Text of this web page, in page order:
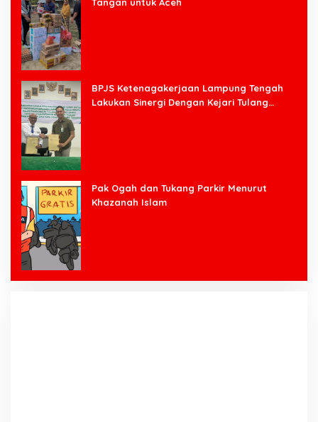
BPJS Ketenagakerjaan Lampung Tengah
Lakukan Sinergi Dengan Kejari Tulang
Pak Ogah dan Tukang Parkir Menurut
Khazanah Islam